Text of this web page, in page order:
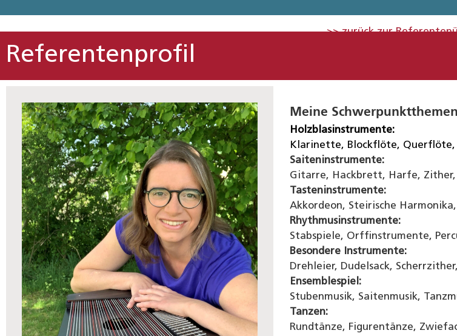
>> zurück zur
Referentenprofil
Meine
Holzblasinstrumente:
Klarinette, Blockflöte, Querflöte,
Saiteninstrumente:
Gitarre, Hackbrett, Harfe, Zither,
Tasteninstrumente:
Akkordeon, Steirische
Rhythmusinstrumente:
Stabspiele, Orffinstrumente,
Besondere Instrumente:
Drehleier, Dudelsack,
Ensemblespiel:
Stubenmusik, Saitenmusik,
Tanzen:
Rundtänze, Figurentänze,